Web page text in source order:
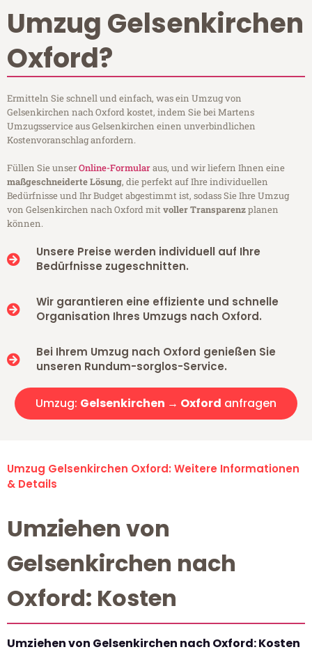
Umzug Gelsenkirchen
Oxford?
Ermitteln Sie schnell und einfach, was ein Umzug von
Gelsenkirchen nach Oxford kostet, indem Sie bei Martens
Umzugsservice aus Gelsenkirchen einen unverbindlichen
Kostenvoranschlag anfordern.
Füllen Sie unserOnline-Formularaus, und wir liefern Ihnen eine
maßgeschneiderte Lösung, die perfekt auf Ihre individuellen
Bedürfnisse und Ihr Budget abgestimmt ist, sodass Sie Ihre Umzug
von Gelsenkirchen nach Oxford mitvoller Transparenzplanen
können.
Unsere Preise werden individuell auf Ihre
Bedürfnisse zugeschnitten.
Wir garantieren eine effiziente und schnelle
Organisation Ihres Umzugs nach Oxford.
Bei Ihrem Umzug nach Oxford genießen Sie
unseren Rundum-sorglos-Service.
Umzug: Gelsenkirchen → Oxford anfragen
Umzug Gelsenkirchen Oxford: Weitere Informationen
& Details
Umziehen von
Gelsenkirchen nach
Oxford: Kosten
Umziehen von Gelsenkirchen nach Oxford: Kosten